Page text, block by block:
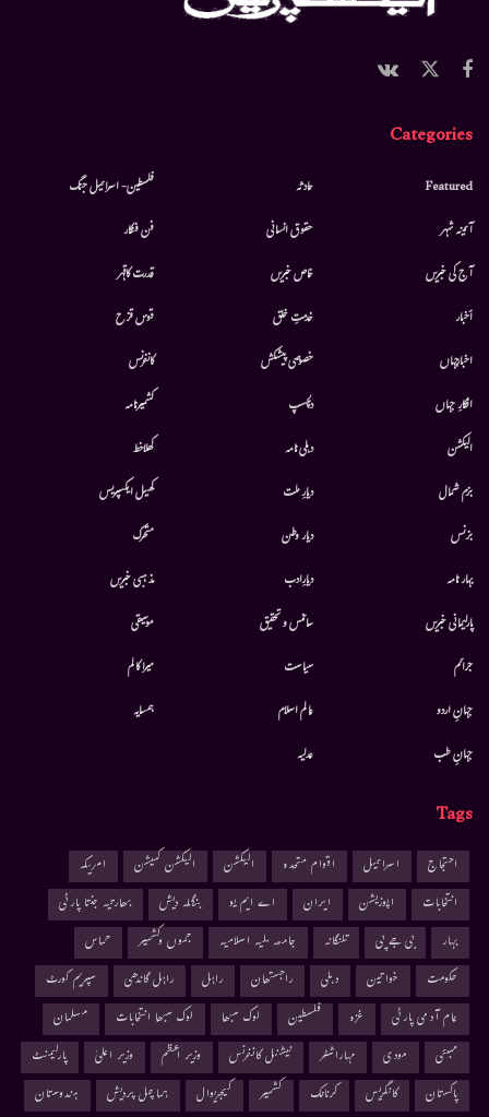
Categories
Featured
آئینہ شہر
آج کی خبریں
أخبار
اخبارجہاں
افکارِ جہاں
الیکشن
بزم شمال
بزنس
بہار نامہ
پارلیمانی خبریں
جرائم
جہانِ اردو
جہانِ طب
حادثہ
حقوق انسانی
خاص خبریں
خدمتِ خلق
خصوصی پیشکش
دلچسپ
دہلی نامہ
دیارِ ملت
دیار وطن
دیارِادب
سائنس و تحقیق
سیاست
عالم اسلام
عدلیہ
فلسطین- اسرائیل جنگ
فن فنکار
قدرت کاقہر
قوس قزح
کانفرنس
کشمیرنامہ
کھلاخط
کھیل ایکسپریس
متحرك
مذہبی خبریں
موسيقى
میرا کالم
ہمسایہ
Tags
احتجاج اسرائیل اقوام متحدہ الیکشن الیکشن کمیشن
امریکہ
انتخابات
اپوزیشن ایران اے ایم یو بنگلہ دیش
بھارتیہ جنتا پارٹی
بہار
بی جے پی تلنگانہ جامعہ ملیہ اسلامیہ جموں وکشمیر
حماس
حکومت
خواتین دہلی راجستھان راہل راہل گاندھی
سپریم کورٹ
عام آدمی پارٹی
غزہ فلسطین لوک سبھا لوک سبھا انتخابات
مسلمان
ممبئی
مودی مہاراشٹر نیشنل کانفرنس وزیر اعظم وزیر اعلیٰ
پارلیمنٹ
پاکستان
کانگریس کرناٹک کشمیر کیجریوال ہماچل پردیش ہندوستان